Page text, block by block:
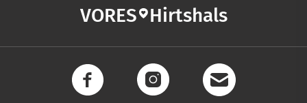
VORES Hirtshals